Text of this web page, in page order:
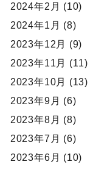
2024年2月 (10)
2024年1月 (8)
2023年12月 (9)
2023年11月 (11)
2023年10月 (13)
2023年9月 (6)
2023年8月 (8)
2023年7月 (6)
2023年6月 (10)